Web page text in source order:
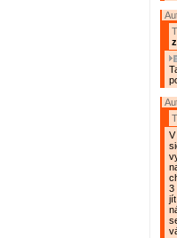
V
3